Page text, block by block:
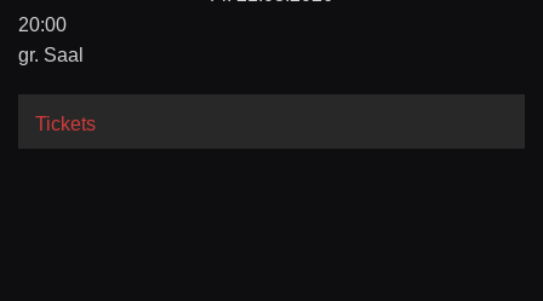
20:00
gr. Saal
Tickets